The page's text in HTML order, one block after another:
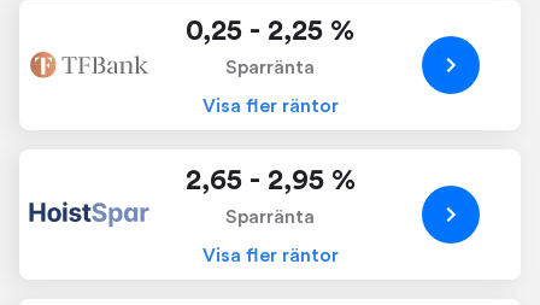
0,25 - 2,25 %
Sparränta
Visa fler räntor
2,65 - 2,95 %
Sparränta
Visa fler räntor